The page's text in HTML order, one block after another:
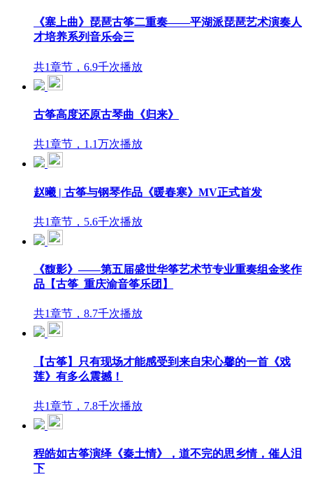
《塞上曲》琵琶古筝二重奏——平湖派琵琶艺术演奏人
才培养系列音乐会三
共1章节，6.9千次播放
古筝高度还原古琴曲《归来》
共1章节，1.1万次播放
赵曦 | 古筝与钢琴作品《暖春寒》MV正式首发
共1章节，5.6千次播放
《馥影》——第五届盛世华筝艺术节专业重奏组金奖作
品【古筝_重庆渝音筝乐团】
共1章节，8.7千次播放
【古筝】只有现场才能感受到来自宋心馨的一首《戏
莲》有多么震撼！
共1章节，7.8千次播放
程皓如古筝演绎《秦土情》，道不完的思乡情，催人泪
下